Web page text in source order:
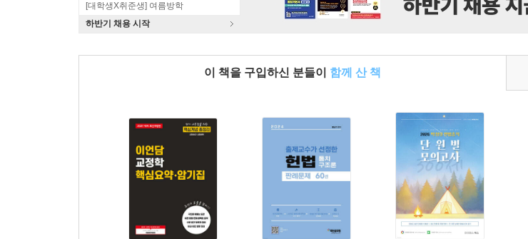
[대학생X취준생] 여름방학
하반기 채용 시작
이 책을 구입하신 분들이 함께 산 책